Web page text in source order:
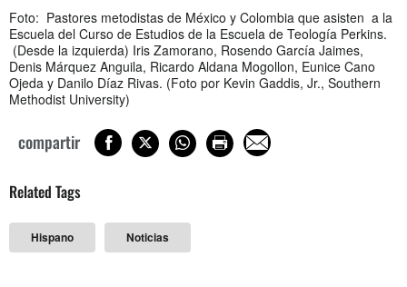
Foto: Pastores metodistas de México y Colombia que asisten a la
Escuela del Curso de Estudios de la Escuela de Teología Perkins.
(Desde la izquierda) Iris Zamorano, Rosendo García Jaimes,
Denis Márquez Anguila, Ricardo Aldana Mogollon, Eunice Cano
Ojeda y Danilo Díaz Rivas. (Foto por Kevin Gaddis, Jr., Southern
Methodist University)
compartir
Related Tags
Hispano Noticias